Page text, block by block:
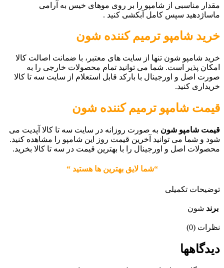
مقدار مناسبی از شامپو را بر روی موهای خیس به آرامی
ماساژدهید سپس کامل آبکشی کنید .
خرید شامپو ترمیم کننده شون
خرید شامپو شون تنها از سایت های معتبر، با ضمانت اصالت کالا
امکان پذیر است. شما می توانید تمام محصولات خارجی را به
صورت اصل و اورجینال با بارکد قابل استعلام از سایت سه تا کالا
خریداری کنید.
قیمت شامپو ترمیم کننده شون
قیمت شامپو شون به صورت روزانه در سایت سه تا کالا آپدیت می
شود و شما می توانید آخرین قیمت روز این شامپو را مشاهده کنید.
محصولات اصل و اورجینال را با بهترین قیمت در سه تا کالا بخرید.
“شما لایق بهترین ها هستید “
توضیحات تکمیلی
برند شون
نظرات (0)
دیدگاهها